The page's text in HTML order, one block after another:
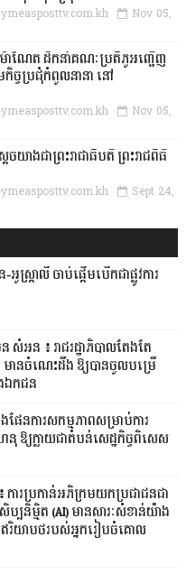
Nov 05,
ាណែត ដឹកនាំគណៈប្រតិភូអញ្ជើញ
ច្ចប្រជុំកំពូលនានា នៅ
Nov 05,
ចយាងជាព្រះរាជាធិបតី ព្រះរាជពិធី
Sept 24,
ត្រាលី ចាប់ផ្តើមបើកជាផ្លូវការ
សំអន ៖ រាជរដ្ឋាភិបាលតែងតែ
ានចំណេះដឹង ឱ្យបានចូលបម្រើ
ឯកជន
ែនការសកម្មភាពសម្រាប់ការ
នុ ឱ្យក្លាយជាតំបន់សេដ្ឋកិច្ចពិសេស
ារប្រកាន់អភិក្រមយកប្រជាជនជា
ប្បនិម្មិត (AI) មានសារៈសំខាន់យ៉ាង
តូរឥរិយាបថរបស់អ្នករៀបចំគោល